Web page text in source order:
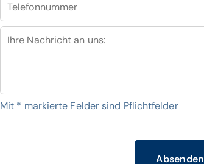
Telefonnummer
Ihre Nachricht an uns:
Mit * markierte Felder sind Pflichtfelder
Absenden